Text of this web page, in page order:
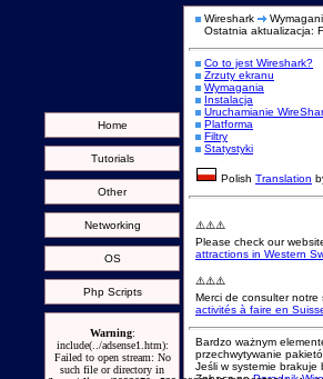
Home
Tutorials
Other
Networking
OS
Php Scripts
Warning:
include(../adsense1.htm):
Failed to open stream: No
such file or directory in
Wireshark
Ostatnia aktualizacja:
Co to jest Wireshark?
Zrzuty ekranu
Wymagania
Instalacja
Uruchamianie
Platforma
Filtry
Statystyki
Polish Translation
⚠️⚠️⚠️
Please check our
attractions in Western
⚠️⚠️⚠️
Merci de consulter notre
activités à faire en
Bardzo ważnym
przechwytywanie
Jeśli w systemie